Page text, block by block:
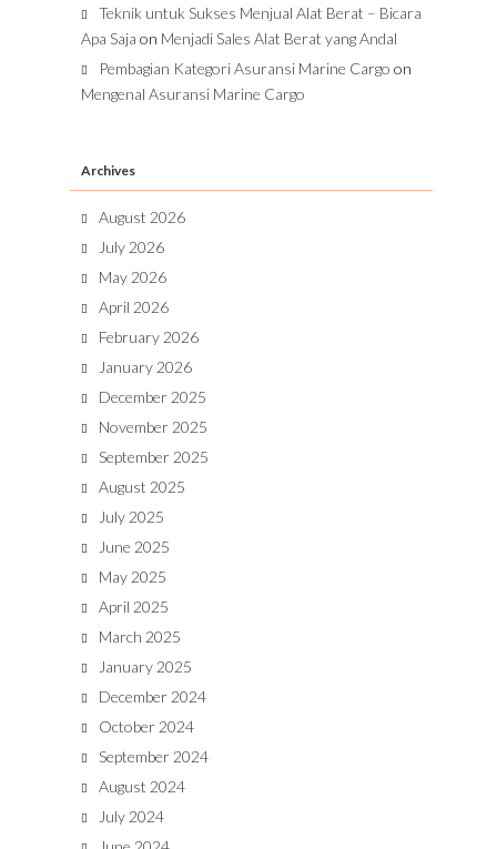
Teknik untuk Sukses Menjual Alat Berat – Bicara
Apa Saja on Menjadi Sales Alat Berat yang Andal
Pembagian Kategori Asuransi Marine Cargo on
Mengenal Asuransi Marine Cargo
Archives
August 2026
July 2026
May 2026
April 2026
February 2026
January 2026
December 2025
November 2025
September 2025
August 2025
July 2025
June 2025
May 2025
April 2025
March 2025
January 2025
December 2024
October 2024
September 2024
August 2024
July 2024